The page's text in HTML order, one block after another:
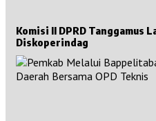
Komisi II DPRD Tanggamus
Diskoperindag